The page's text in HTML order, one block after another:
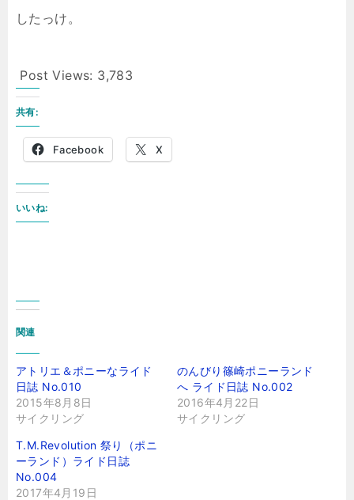
したっけ。
Post Views: 3,783
共有:
Facebook X
いいね:
関連
アトリエ＆ポニーなライド
日誌 No.010
2015年8月8日
サイクリング
のんびり篠崎ポニーランド
へ ライド日誌 No.002
2016年4月22日
サイクリング
T.M.Revolution 祭り（ポニ
ーランド）ライド日誌
No.004
2017年4月19日